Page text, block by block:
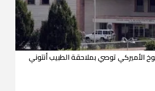
الأميركي توصي بملاحقة الطبيب أنتوني